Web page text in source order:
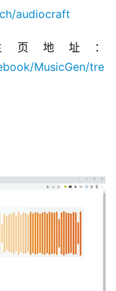
audiocraft
主页地址：
MusicGen/tre